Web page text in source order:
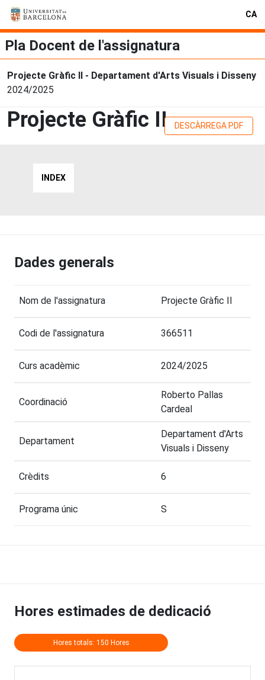
CA
Pla Docent de l'assignatura
Projecte Gràfic II - Departament d'Arts Visuals i Disseny
2024/2025
Projecte Gràfic II DESCÀRREGA PDF
INDEX
Dades generals
Nom de l'assignatura Projecte Gràfic II
Codi de l'assignatura 366511
Curs acadèmic 2024/2025
Coordinació
Roberto Pallas
Cardeal
Departament
Departament d'Arts
Visuals i Disseny
Crèdits 6
Programa únic S
Hores estimades de dedicació
Hores totals: 150 Hores